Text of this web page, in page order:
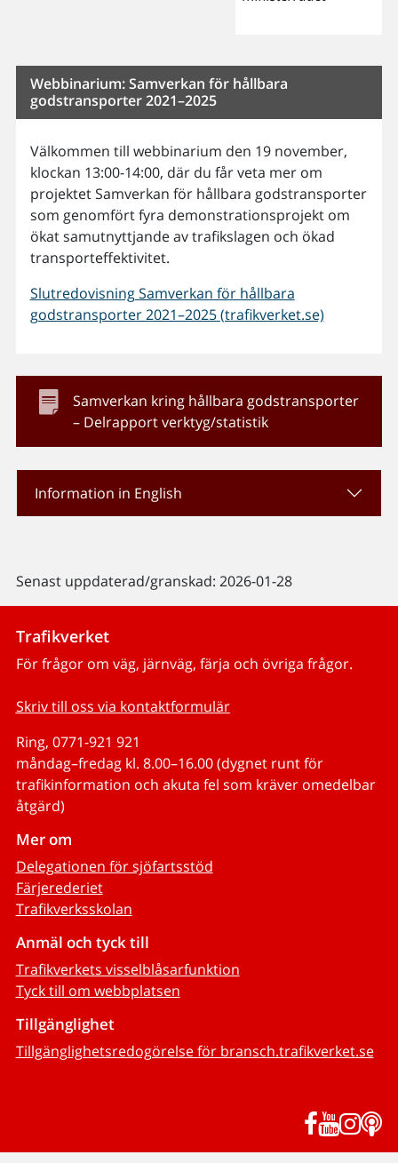
Webbinarium: Samverkan för hållbara
godstransporter 2021–2025
Välkommen till webbinarium den 19 november,
klockan 13:00-14:00, där du får veta mer om
projektet Samverkan för hållbara godstransporter
som genomfört fyra demonstrationsprojekt om
ökat samutnyttjande av trafikslagen och ökad
transporteffektivitet.
Slutredovisning Samverkan för hållbara
godstransporter 2021–2025 (trafikverket.se)
Samverkan kring hållbara godstransporter
– Delrapport verktyg/statistik
Information in English
Senast uppdaterad/granskad: 2026-01-28
Trafikverket
För frågor om väg, järnväg, färja och övriga frågor.
Skriv till oss via kontaktformulär
Ring, 0771-921 921
måndag–fredag kl. 8.00–16.00 (dygnet runt för
trafikinformation och akuta fel som kräver omedelbar
åtgärd)
Mer om
Delegationen för sjöfartsstöd
Färjerederiet
Trafikverksskolan
Anmäl och tyck till
Trafikverkets visselblåsarfunktion
Tyck till om webbplatsen
Tillgänglighet
Tillgänglighetsredogörelse för bransch.trafikverket.se
Facebook
YouTube